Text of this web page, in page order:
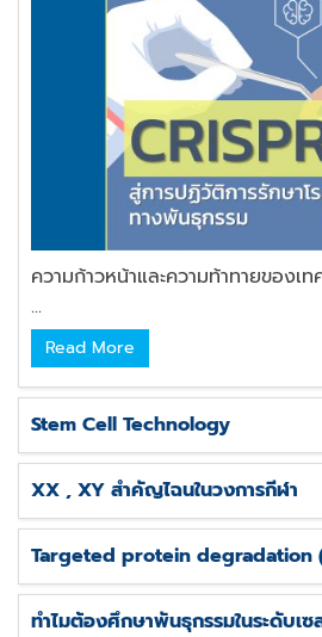
ความก้าวหน้าและความท้าทายของเ
...
Read More
Stem Cell Technology
XX , XY สำคัญไฉนในวงการกีฬา
Targeted protein degradation
ทำไมต้องศึกษาพันธุกรรมในระดับเซ